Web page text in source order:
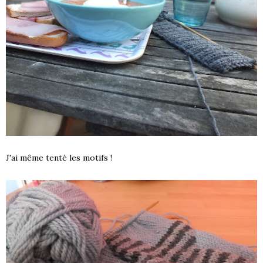
J'ai même tenté les motifs !